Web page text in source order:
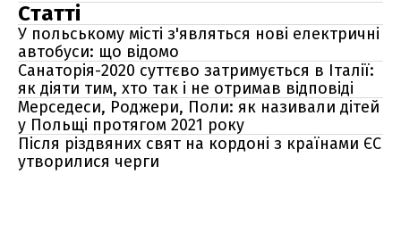
Статті
У польському місті з'являться нові електричні
автобуси: що відомо
Санаторія-2020 суттєво затримується в Італії:
як діяти тим, хто так і не отримав відповіді
Мерседеси, Роджери, Поли: як називали дітей
у Польщі протягом 2021 року
Після різдвяних свят на кордоні з країнами ЄС
утворилися черги